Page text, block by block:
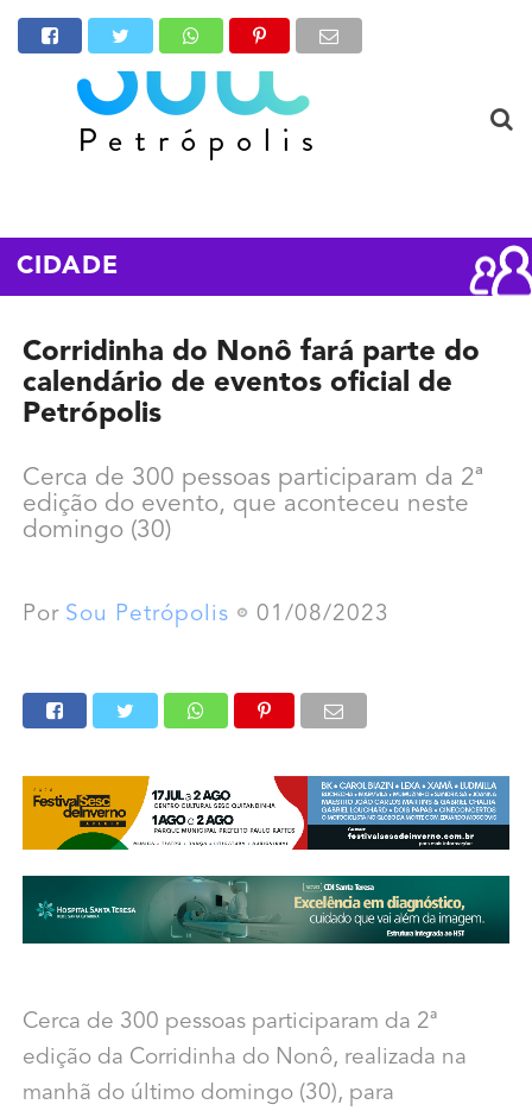
CIDADE
Corridinha do Nonô fará parte do
calendário de eventos oficial de
Petrópolis
Cerca de 300 pessoas participaram da 2ª
edição do evento, que aconteceu neste
domingo (30)
Por Sou Petrópolis 01/08/2023
Cerca de 300 pessoas participaram da 2ª
edição da Corridinha do Nonô, realizada na
manhã do último domingo (30), para